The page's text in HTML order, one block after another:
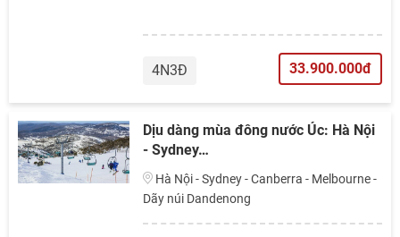
4N3Đ 33.900.000đ
Dịu dàng mùa đông nước Úc: Hà Nội
- Sydney…
Dãy núi Dandenong